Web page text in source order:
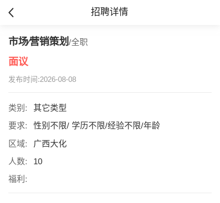
招聘详情
市场∕营销策划 /全职
面议
发布时间:2026-08-08
类别:
其它类型
要求:
性别不限/ 学历不限/经验不限/年龄
区域:
广西大化
人数:
10
福利: